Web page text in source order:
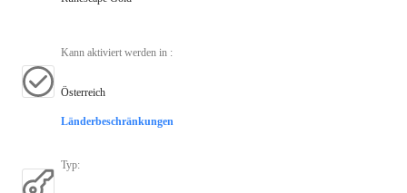
Kann aktiviert werden in :
Österreich
Länderbeschränkungen
Typ: